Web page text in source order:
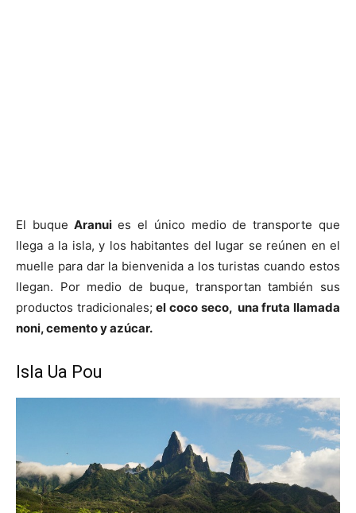
El buque Aranuies el único medio de transporte que
llega a la isla, y los habitantes del lugar se reúnen en el
muelle para dar la bienvenida a los turistas cuando estos
llegan. Por medio de buque, transportan también sus
productos tradicionales;el coco seco, una fruta llamada
noni, cemento y azúcar.
Isla Ua Pou